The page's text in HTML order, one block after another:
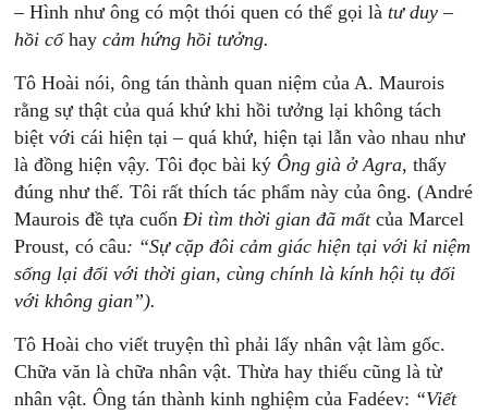
– Hình như ông có một thói quen có thể gọi làtư duy –
hồi cốhaycảm hứng hồi tưởng.
Tô Hoài nói, ông tán thành quan niệm của A. Maurois
rằng sự thật của quá khứ khi hồi tưởng lại không tách
biệt với cái hiện tại – quá khứ, hiện tại lẫn vào nhau như
là đồng hiện vậy. Tôi đọc bài ký Ông già ở Agra, thấy
đúng như thế. Tôi rất thích tác phẩm này của ông. (André
Maurois đề tựa cuốnĐi tìm thời gian đã mấtcủa Marcel
Proust, có câu: “Sự cặp đôi cảm giác hiện tại với kỉ niệm
sống lại đối với thời gian, cùng chính là kính hội tụ đối
với không gian”).
Tô Hoài cho viết truyện thì phải lấy nhân vật làm gốc.
Chữa văn là chữa nhân vật. Thừa hay thiếu cũng là từ
nhân vật. Ông tán thành kinh nghiệm của Fadéev: “Viết